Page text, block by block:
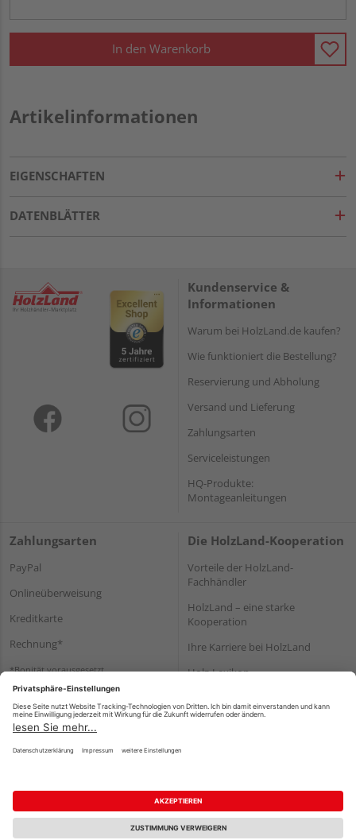
In den Warenkorb
Artikelinformationen
EIGENSCHAFTEN
DATENBLÄTTER
Kundenservice &
Informationen
Warum bei HolzLand.de kaufen?
Wie funktioniert die Bestellung?
Reservierung und Abholung
Versand und Lieferung
Zahlungsarten
Serviceleistungen
HQ-Produkte:
Montageanleitungen
Zahlungsarten
PayPal
Onlineüberweisung
Kreditkarte
Rechnung*
*Bonität vorausgesetzt
Die HolzLand-Kooperation
Vorteile der HolzLand-
Fachhändler
HolzLand – eine starke
Kooperation
Ihre Karriere bei HolzLand
Holz-Lexikon
Impressum Datenschutz
Nutzungsbedingungen
Barrierefreiheitserklärung
Vertrag widerrufen